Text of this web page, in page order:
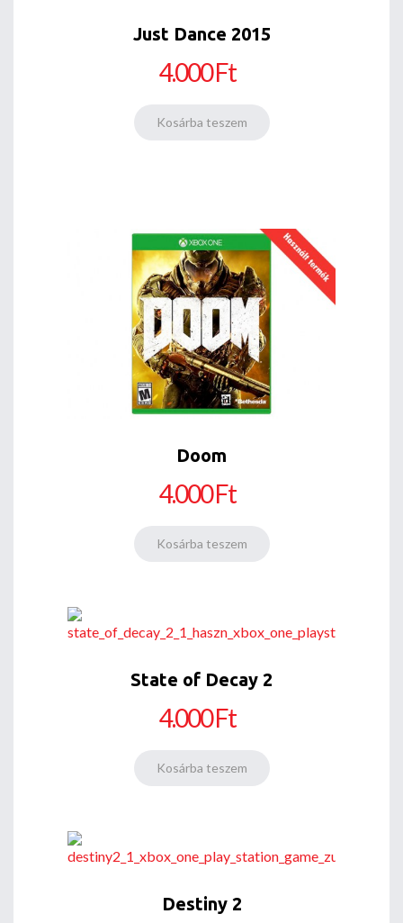
Just Dance 2015
4.000 Ft
Doom
4.000 Ft
State of Decay 2
4.000 Ft
Destiny 2